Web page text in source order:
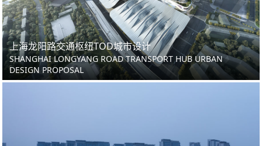
上海龙阳路交通枢纽TOD城市设计
SHANGHAI LONGYANG ROAD TRANSPORT HUB URBAN
DESIGN PROPOSAL